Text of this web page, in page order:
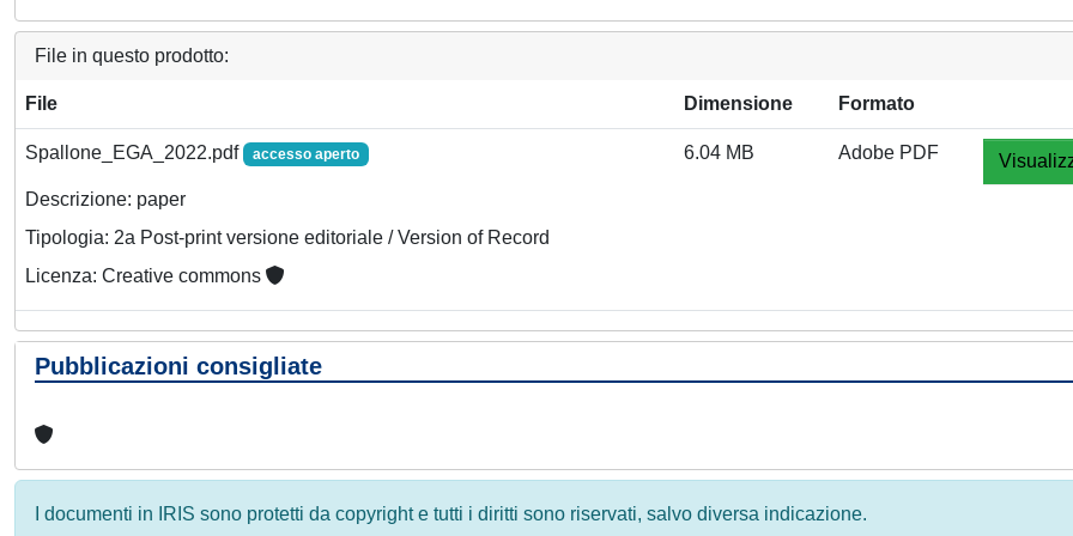
File in questo prodotto:
File Dimensione Formato
Spallone_EGA_2022.pdf accesso aperto
Descrizione: paper
Tipologia: 2a Post-print versione editoriale / Version of Record
Licenza: Creative commons
6.04 MB Adobe PDF
Pubblicazioni consigliate
I documenti in IRIS sono protetti da copyright e tutti i diritti sono riservati, salvo diversa indicazione.